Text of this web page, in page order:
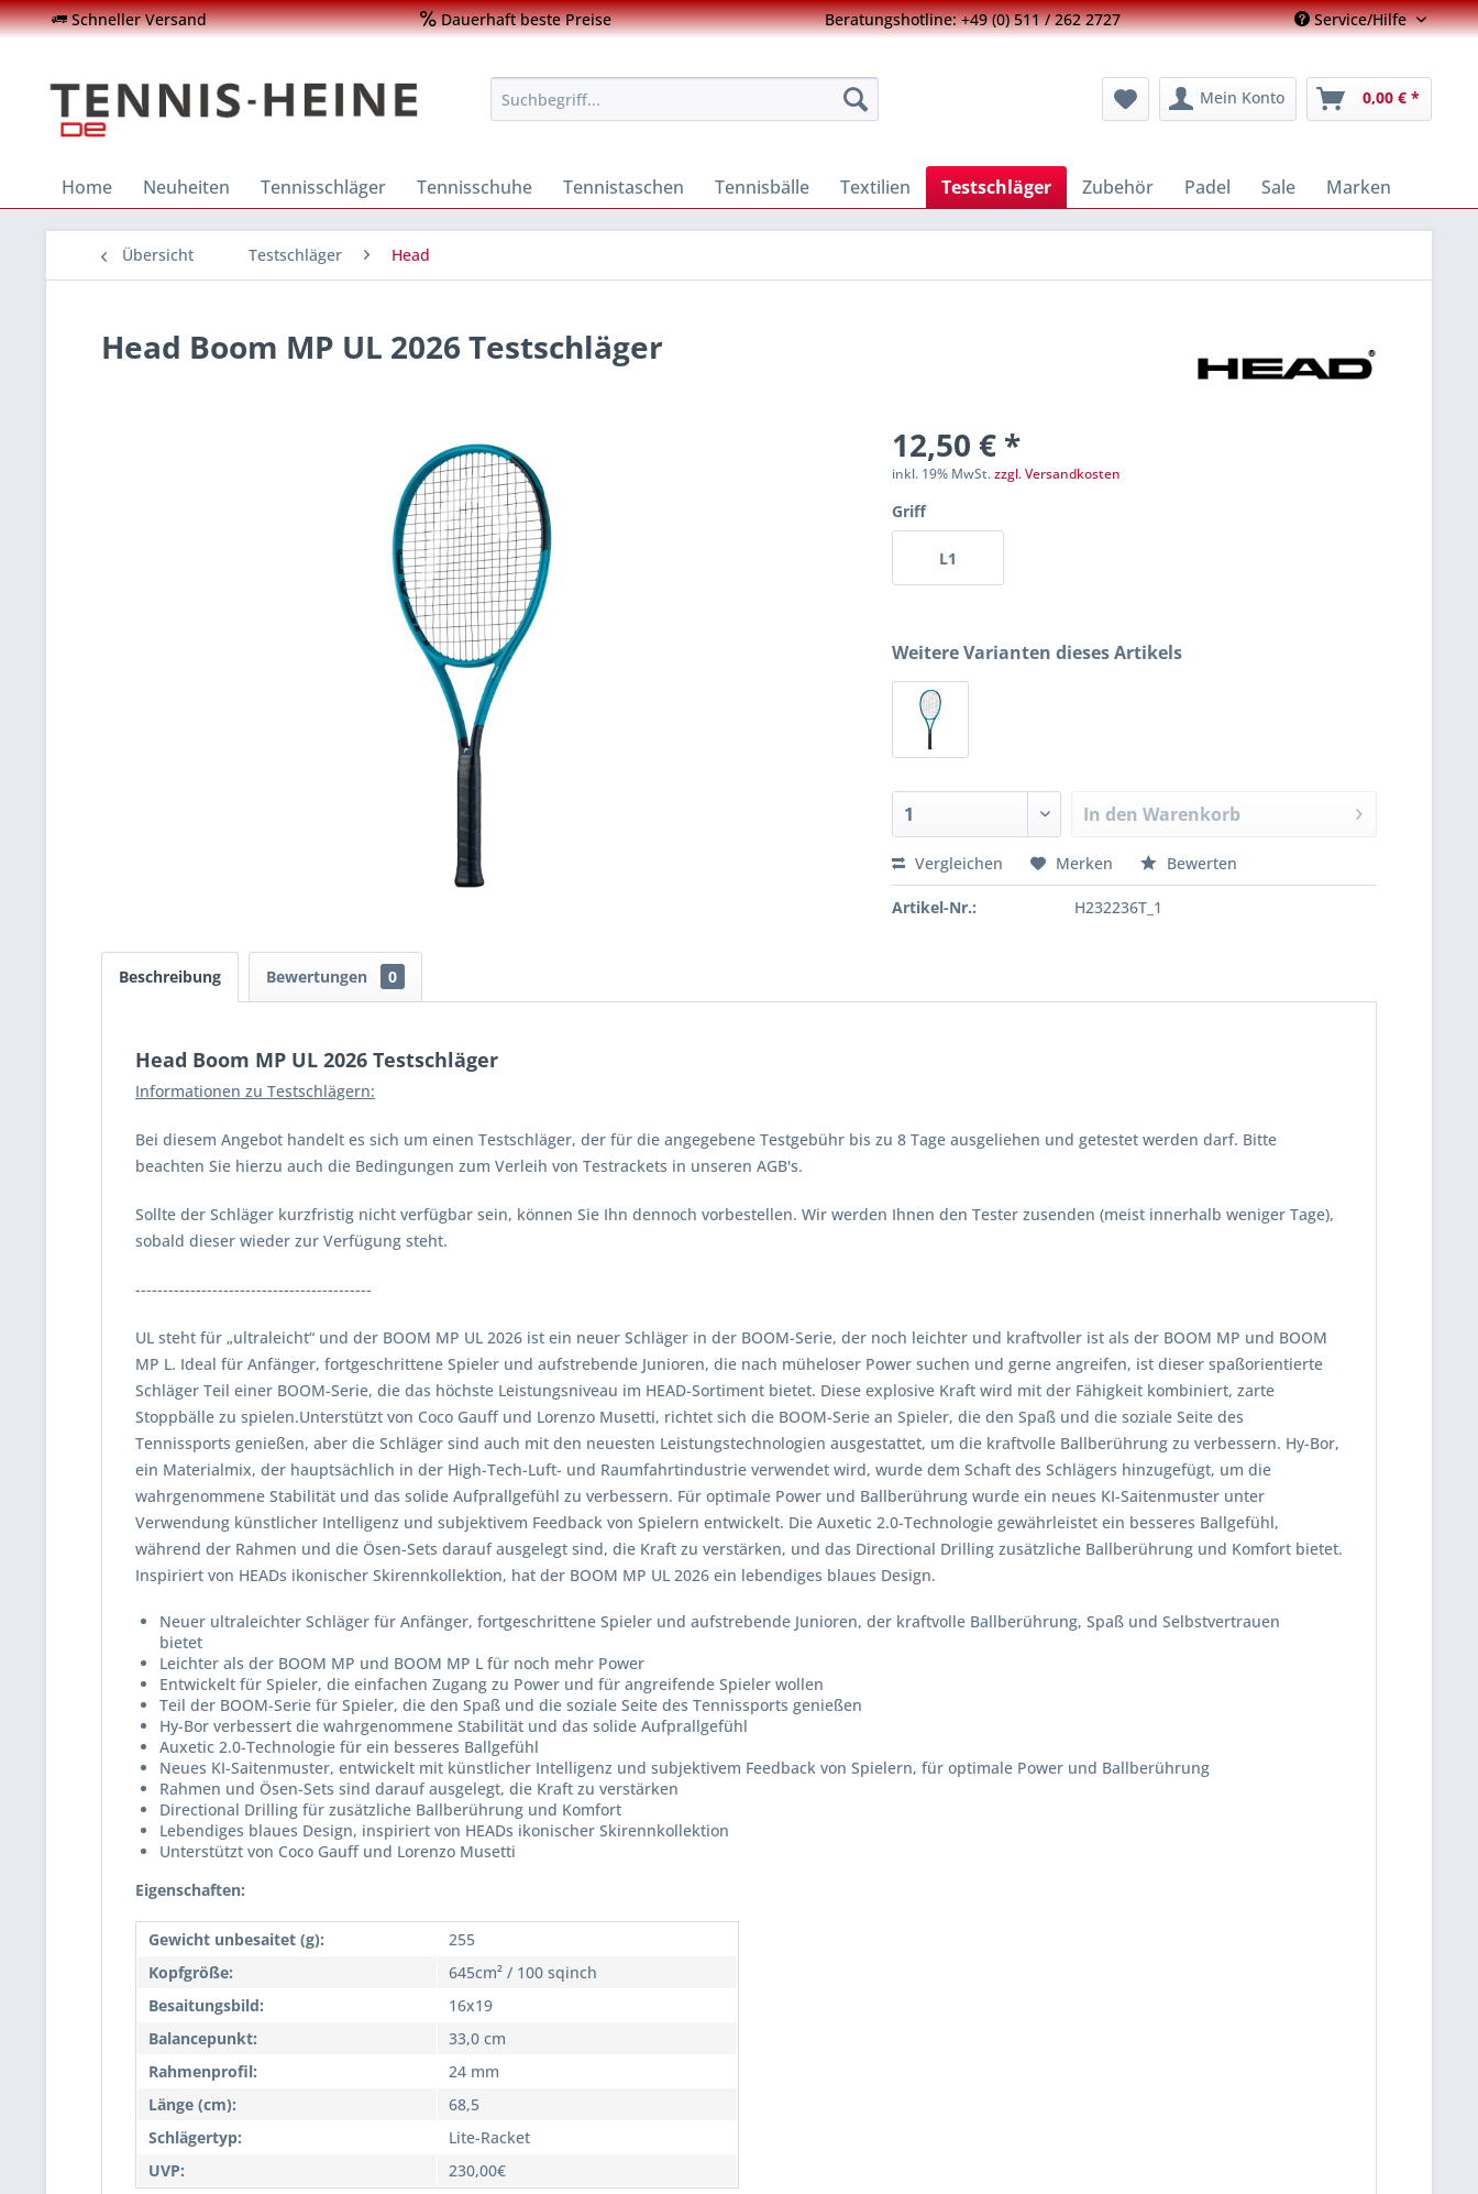
Schneller Versand Dauerhaft beste Preise Beratungshotline: +49 (0) 511 / 262 2727 Service/Hilfe
Mein Konto 0,00 € *
Home Neuheiten Tennisschläger Tennisschuhe Tennistaschen Tennisbälle Textilien Testschläger Zubehör Padel Sale Marken
Übersicht Testschläger Head
Head Boom MP UL 2026 Testschläger
12,50 € *
inkl. 19% MwSt.zzgl. Versandkosten
Griff
L1
Weitere Varianten dieses Artikels
In den Warenkorb
Vergleichen Merken Bewerten
Artikel-Nr.: H232236T_1
Beschreibung Bewertungen 0
Head Boom MP UL 2026 Testschläger
Informationen zu Testschlägern:
Bei diesem Angebot handelt es sich um einen Testschläger, der für die angegebene Testgebühr bis zu 8 Tage ausgeliehen und getestet werden darf. Bitte
beachten Sie hierzu auch die Bedingungen zum Verleih von Testrackets in unseren AGB's.
Sollte der Schläger kurzfristig nicht verfügbar sein, können Sie Ihn dennoch vorbestellen. Wir werden Ihnen den Tester zusenden (meist innerhalb weniger Tage),
sobald dieser wieder zur Verfügung steht.
-------------------------------------------
UL steht für „ultraleicht“ und der BOOM MP UL 2026 ist ein neuer Schläger in der BOOM-Serie, der noch leichter und kraftvoller ist als der BOOM MP und BOOM
MP L. Ideal für Anfänger, fortgeschrittene Spieler und aufstrebende Junioren, die nach müheloser Power suchen und gerne angreifen, ist dieser spaßorientierte
Schläger Teil einer BOOM-Serie, die das höchste Leistungsniveau im HEAD-Sortiment bietet. Diese explosive Kraft wird mit der Fähigkeit kombiniert, zarte
Stoppbälle zu spielen.Unterstützt von Coco Gauff und Lorenzo Musetti, richtet sich die BOOM-Serie an Spieler, die den Spaß und die soziale Seite des
Tennissports genießen, aber die Schläger sind auch mit den neuesten Leistungstechnologien ausgestattet, um die kraftvolle Ballberührung zu verbessern. Hy-Bor,
ein Materialmix, der hauptsächlich in der High-Tech-Luft- und Raumfahrtindustrie verwendet wird, wurde dem Schaft des Schlägers hinzugefügt, um die
wahrgenommene Stabilität und das solide Aufprallgefühl zu verbessern. Für optimale Power und Ballberührung wurde ein neues KI-Saitenmuster unter
Verwendung künstlicher Intelligenz und subjektivem Feedback von Spielern entwickelt. Die Auxetic 2.0-Technologie gewährleistet ein besseres Ballgefühl,
während der Rahmen und die Ösen-Sets darauf ausgelegt sind, die Kraft zu verstärken, und das Directional Drilling zusätzliche Ballberührung und Komfort bietet.
Inspiriert von HEADs ikonischer Skirennkollektion, hat der BOOM MP UL 2026 ein lebendiges blaues Design.
Neuer ultraleichter Schläger für Anfänger, fortgeschrittene Spieler und aufstrebende Junioren, der kraftvolle Ballberührung, Spaß und Selbstvertrauen
bietet
Leichter als der BOOM MP und BOOM MP L für noch mehr Power
Entwickelt für Spieler, die einfachen Zugang zu Power und für angreifende Spieler wollen
Teil der BOOM-Serie für Spieler, die den Spaß und die soziale Seite des Tennissports genießen
Hy-Bor verbessert die wahrgenommene Stabilität und das solide Aufprallgefühl
Auxetic 2.0-Technologie für ein besseres Ballgefühl
Neues KI-Saitenmuster, entwickelt mit künstlicher Intelligenz und subjektivem Feedback von Spielern, für optimale Power und Ballberührung
Rahmen und Ösen-Sets sind darauf ausgelegt, die Kraft zu verstärken
Directional Drilling für zusätzliche Ballberührung und Komfort
Lebendiges blaues Design, inspiriert von HEADs ikonischer Skirennkollektion
Unterstützt von Coco Gauff und Lorenzo Musetti
Eigenschaften:
Gewicht unbesaitet (g):
255
Kopfgröße:
645cm² / 100 sqinch
Besaitungsbild:
16x19
Balancepunkt:
33,0 cm
Rahmenprofil:
24 mm
Länge (cm):
68,5
Schlägertyp:
Lite-Racket
UVP:
230,00€